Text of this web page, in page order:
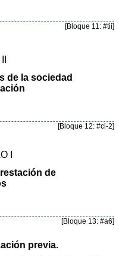
[Bloque 11: #tii]
de la sociedad
[Bloque 12: #ci-2]
I
de
[Bloque 13: #a6]
previa.